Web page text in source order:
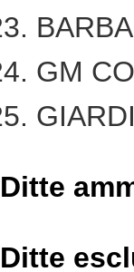
GM
Ditte
Ditte